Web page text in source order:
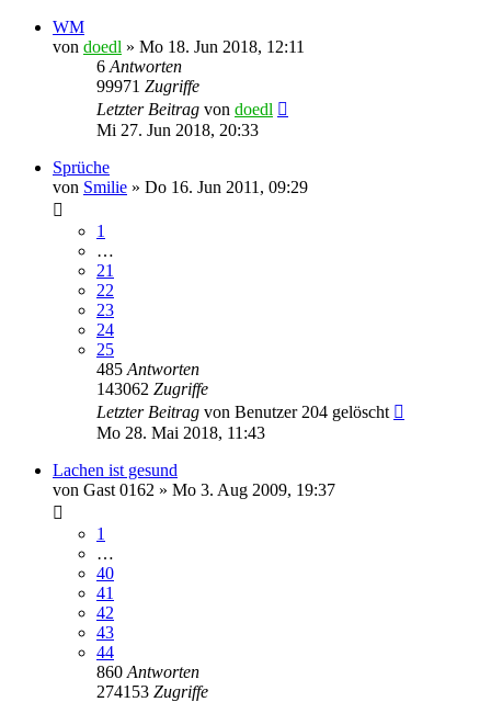
WM
von doedl » Mo 18. Jun 2018, 12:11
6 Antworten
99971 Zugriffe
Letzter Beitrag von doedl
Mi 27. Jun 2018, 20:33
Sprüche
von Smilie » Do 16. Jun 2011, 09:29
1
…
21
22
23
24
25
485 Antworten
143062 Zugriffe
Letzter Beitrag von Benutzer 204 gelöscht
Mo 28. Mai 2018, 11:43
Lachen ist gesund
von Gast 0162 » Mo 3. Aug 2009, 19:37
1
…
40
41
42
43
44
860 Antworten
274153 Zugriffe